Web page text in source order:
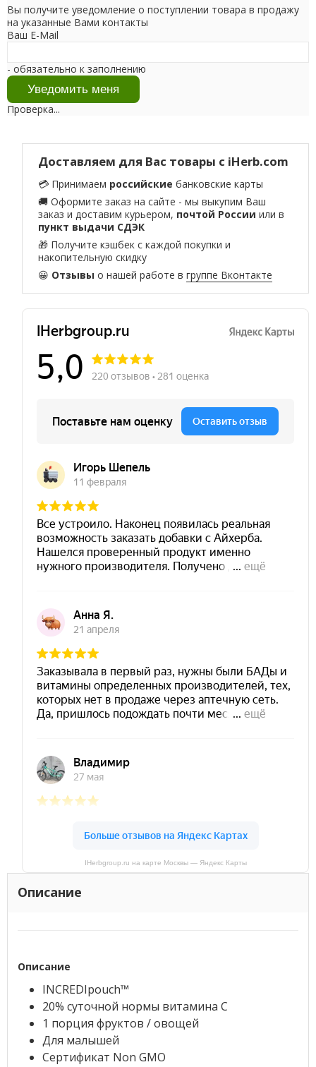
Вы получите уведомление о поступлении товара в продажу
на указанные Вами контакты
Ваш E-Mail
- обязательно к заполнению
Проверка...
Доставляем для Вас товары с iHerb.com
💳 Принимаем российские банковские карты
🚚 Оформите заказ на сайте - мы выкупим Ваш
заказ и доставим курьером, почтой России или в
пункт выдачи СДЭК
🎁 Получите кэшбек с каждой покупки и
накопительную скидку
😀 Отзывы о нашей работе вгруппе Вконтакте
IHerbgroup.ru на карте Москвы — Яндекс Карты
Описание
Описание
INCREDIpouch™
20% суточной нормы витамина C
1 порция фруктов / овощей
Для малышей
Сертификат Non GMO